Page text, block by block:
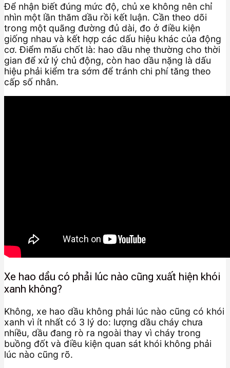
Để nhận biết đúng mức độ, chủ xe không nên chỉ
nhìn một lần thăm dầu rồi kết luận. Cần theo dõi
trong một quãng đường đủ dài, đo ở điều kiện
giống nhau và kết hợp các dấu hiệu khác của động
cơ. Điểm mấu chốt là: hao dầu nhẹ thường cho thời
gian để xử lý chủ động, còn hao dầu nặng là dấu
hiệu phải kiểm tra sớm để tránh chi phí tăng theo
cấp số nhân.
Xe hao dầu có phải lúc nào cũng xuất hiện khói
xanh không?
Không, xe hao dầu không phải lúc nào cũng có khói
xanh vì ít nhất có 3 lý do: lượng dầu cháy chưa
nhiều, dầu đang rò ra ngoài thay vì cháy trong
buồng đốt và điều kiện quan sát khói không phải
lúc nào cũng rõ.